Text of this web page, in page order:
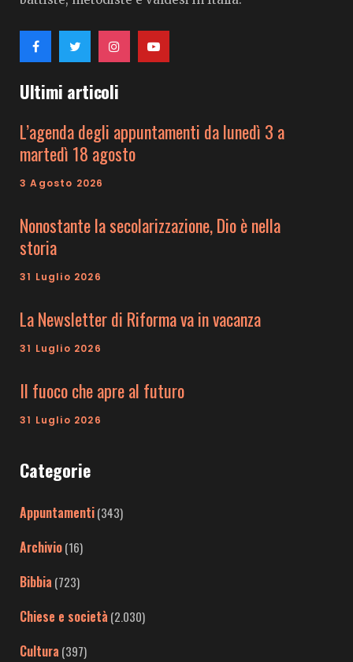
Ultimi articoli
L’agenda degli appuntamenti da lunedì 3 a
martedì 18 agosto
3 Agosto 2026
Nonostante la secolarizzazione, Dio è nella
storia
31 Luglio 2026
La Newsletter di Riforma va in vacanza
31 Luglio 2026
Il fuoco che apre al futuro
31 Luglio 2026
Categorie
Appuntamenti(343)
Archivio(16)
Bibbia (723)
Chiese e società (2.030)
Cultura (397)